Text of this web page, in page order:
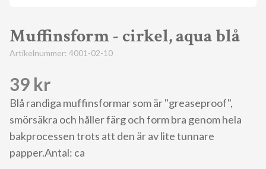
Muffinsform - cirkel, aqua blå
Artikelnummer: 4001-02-10
39 kr
Blå randiga muffinsformar som är "greaseproof",
smörsäkra och håller färg och form bra genom hela
bakprocessen trots att den är av lite tunnare
papper.Antal: ca